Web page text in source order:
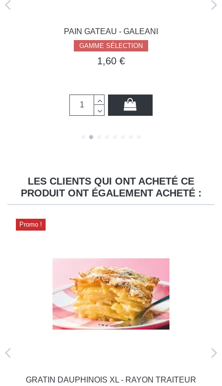
PAIN GATEAU - GALEANI
GAMME SÉLECTION
1,60 €
LES CLIENTS QUI ONT ACHETÉ CE
PRODUIT ONT ÉGALEMENT ACHETÉ :
Promo !
GRATIN DAUPHINOIS XL - RAYON TRAITEUR